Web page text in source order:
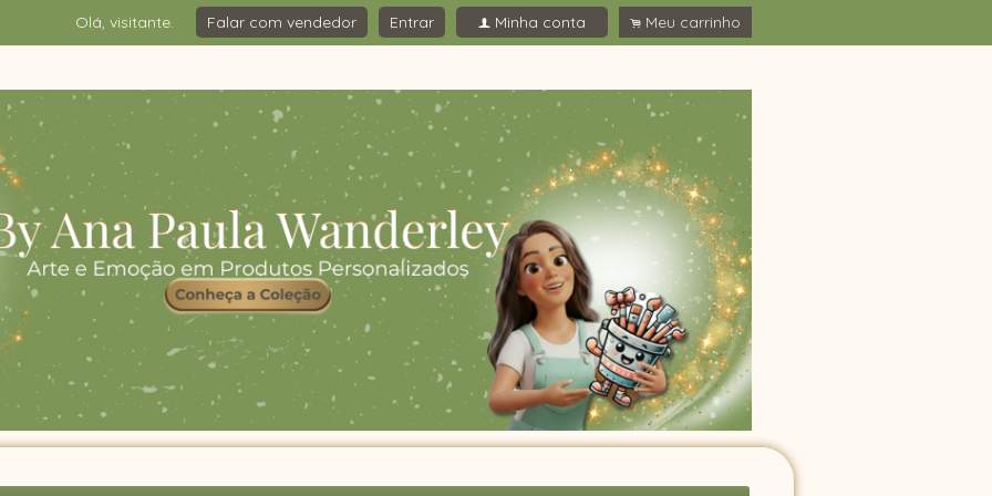
Olá, visitante. Falar com vendedor Entrar f Minha conta . Meu carrinho